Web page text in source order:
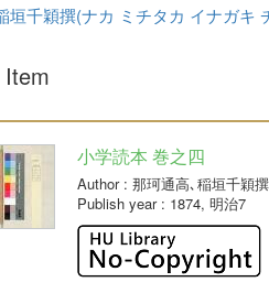
垣千穎撰(ナカ ミチタカ イナガキ
小学読本 巻之四
Author: 那珂通高､稲垣千
Publish year: 1874, 明治7